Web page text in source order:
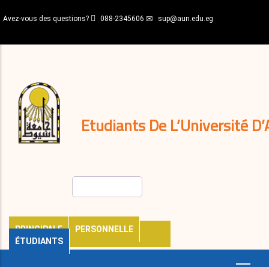
au
principal
Avez-vous des questions? 088-2345606 sup@aun.edu.eg
Etudiants De L’Université
PRINCIPALE
PERSONNELLE
ÉTUDIANTS
décisions
Expatriés
Journal